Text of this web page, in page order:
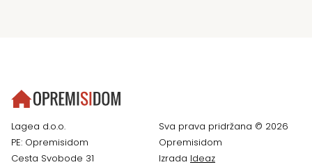
Lagea d.o.o.
PE: Opremisidom
Cesta Svobode 31
Sva prava pridržana © 2026
Opremisidom
Izrada Ideaz